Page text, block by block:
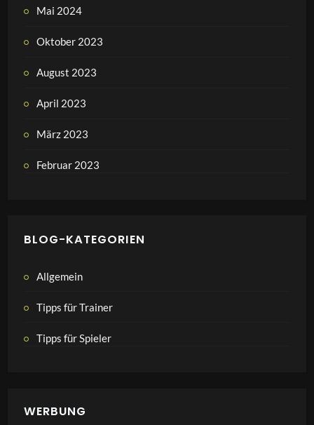
Mai 2024
Oktober 2023
August 2023
April 2023
März 2023
Februar 2023
BLOG-KATEGORIEN
Allgemein
Tipps für Trainer
Tipps für Spieler
WERBUNG